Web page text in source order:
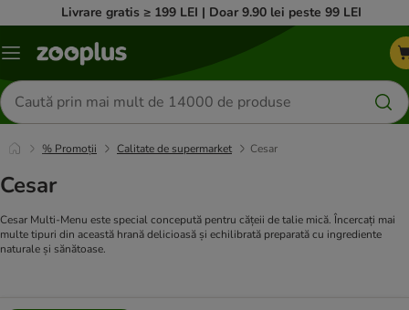
Livrare gratis ≥ 199 LEI | Doar 9.90 lei peste 99 LEI
Categorii
Căutare
produse
% Promoții Calitate de supermarket Cesar
Cesar
Cesar Multi-Menu este special concepută pentru cățeii de talie mică. Încercați mai
multe tipuri din această hrană delicioasă și echilibrată preparată cu ingrediente
naturale și sănătoase.